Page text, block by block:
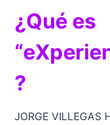
¿Qué es
?
JORGE VILLEGAS